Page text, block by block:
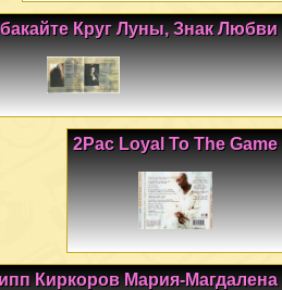
Круг Луны, Знак Любви
2Pac Loyal To The Game
Киркоров Мария-Магдалена